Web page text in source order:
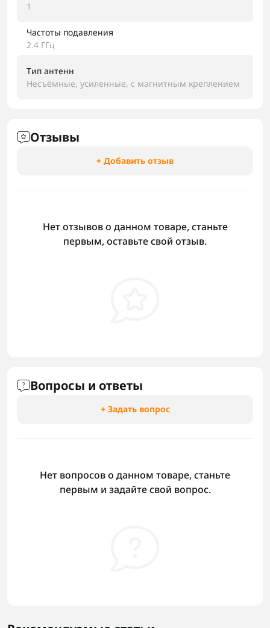
1
Частоты подавления
2.4 ГГц
Тип антенн
Несъёмные, усиленные, с магнитным креплением
Отзывы
+ Добавить отзыв
Нет отзывов о данном товаре, станьте
первым, оставьте свой отзыв.
Вопросы и ответы
+ Задать вопрос
Нет вопросов о данном товаре, станьте
первым и задайте свой вопрос.